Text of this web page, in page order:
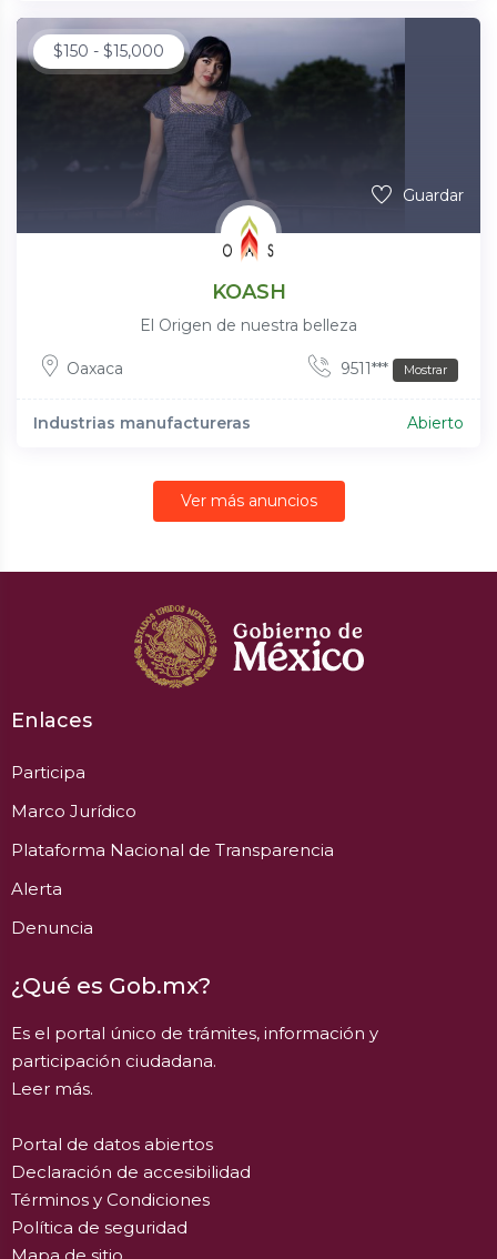
$150 - $15,000
Guardar
KOASH
El Origen de nuestra belleza
Oaxaca 9511*** Mostrar
Industrias manufactureras Abierto
Ver más anuncios
Enlaces
Participa
Marco Jurídico
Plataforma Nacional de Transparencia
Alerta
Denuncia
¿Qué es Gob.mx?
Es el portal único de trámites, información y
participación ciudadana.
Leer más.
Portal de datos abiertos
Declaración de accesibilidad
Términos y Condiciones
Política de seguridad